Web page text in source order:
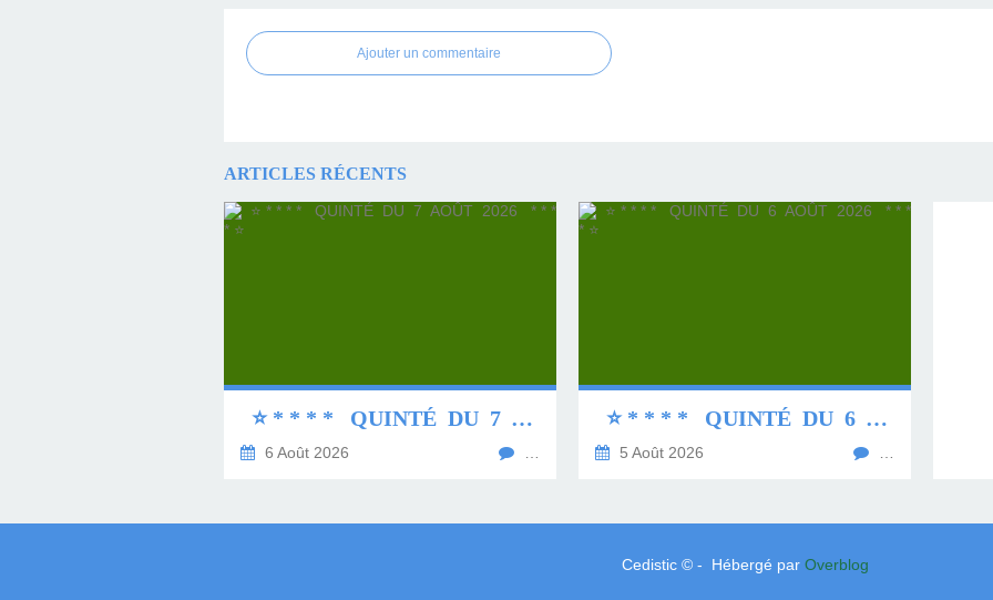
Ajouter un commentaire
ARTICLES RÉCENTS
⭐ * * * * QUINTÉ DU 7 AOÛT 2026 * * * * ⭐
6 Août 2026
⭐ * * * * QUINTÉ DU 6 AOÛT 2026 * * * * ⭐
5 Août 2026
Cedistic © - Hébergé par Overblog